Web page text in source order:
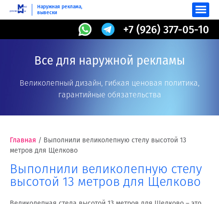
+7 (926) 377-05-10
Наружная реклама,
вывески
Все для наружной рекламы
Великолепный дизайн, гибкая ценовая политика,
гарантийные обязательства
Главная / Выполнили великолепную стелу высотой 13
метров для Щелково
Выполнили великолепную стелу
высотой 13 метров для Щелково